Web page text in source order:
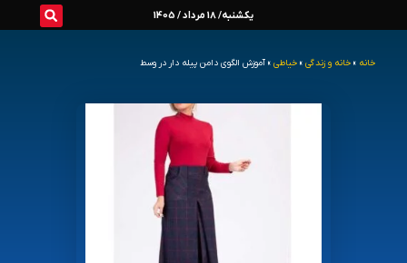
یکشنبه/ 18 مرداد / 1405
خانه » خانه و زندگی » خیاطی » آموزش الگوی دامن پیله دار در وسط